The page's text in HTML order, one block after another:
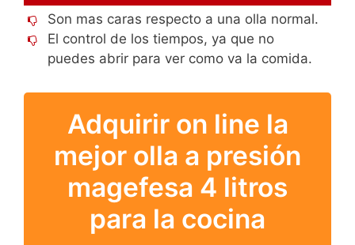
Son mas caras respecto a una olla normal.
El control de los tiempos, ya que no
puedes abrir para ver como va la comida.
Adquirir on line la
mejor olla a presión
magefesa 4 litros
para la cocina